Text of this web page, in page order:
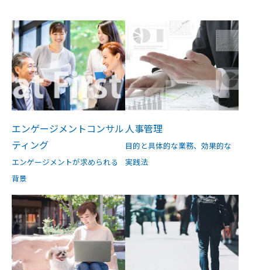
エンゲージメントコンサル
ティング
エンゲージメントが求められる
背景
人事管理
目的と具体的な業務、効果的な
実践法